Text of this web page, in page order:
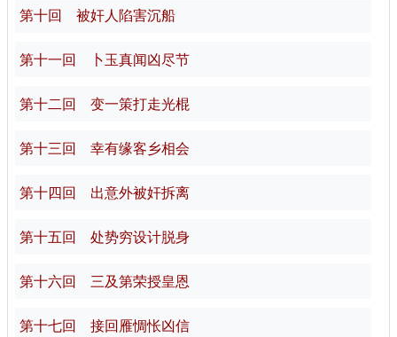
第十回 被奸人陷害沉船
第十一回 卜玉真闻凶尽节
第十二回 变一策打走光棍
第十三回 幸有缘客乡相会
第十四回 出意外被奸拆离
第十五回 处势穷设计脱身
第十六回 三及第荣授皇恩
第十七回 接回雁惆怅凶信